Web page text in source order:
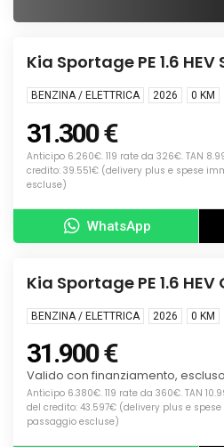
NUOVA
Kia Sportage PE 1.6 HEV
BENZINA / ELETTRICA 2026 0 KM
31.300 €
Anticipo 6.260€. 119 rate da 326€. TAN
credito: 39.551€ (delivery plus e spese
escluse)
WhatsApp
KM0
Info
Kia Sportage PE 1.6 HEV
BENZINA / ELETTRICA 2026 0 KM
31.900 €
Valido con finanziamento,
Anticipo 6.380€. 119 rate da 360€. TAN
del credito: 43.597€ (delivery plus e
passaggio escluse)